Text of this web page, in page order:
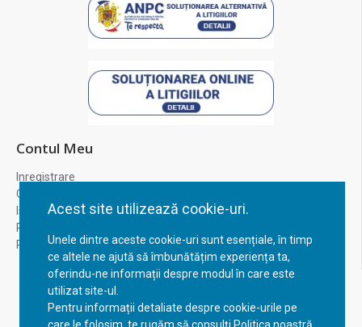
Acest site utilizează cookie-uri.
Unele dintre aceste cookie-uri sunt esențiale, în timp
ce altele ne ajută să îmbunătățim experiența ta,
oferindu-ne informații despre modul în care este
utilizat site-ul.
Pentru informații detaliate despre cookie-urile pe
Contul Meu
Inregistrare
Contul meu
Istoric comenzi
Recuperare parola
Returnare produs